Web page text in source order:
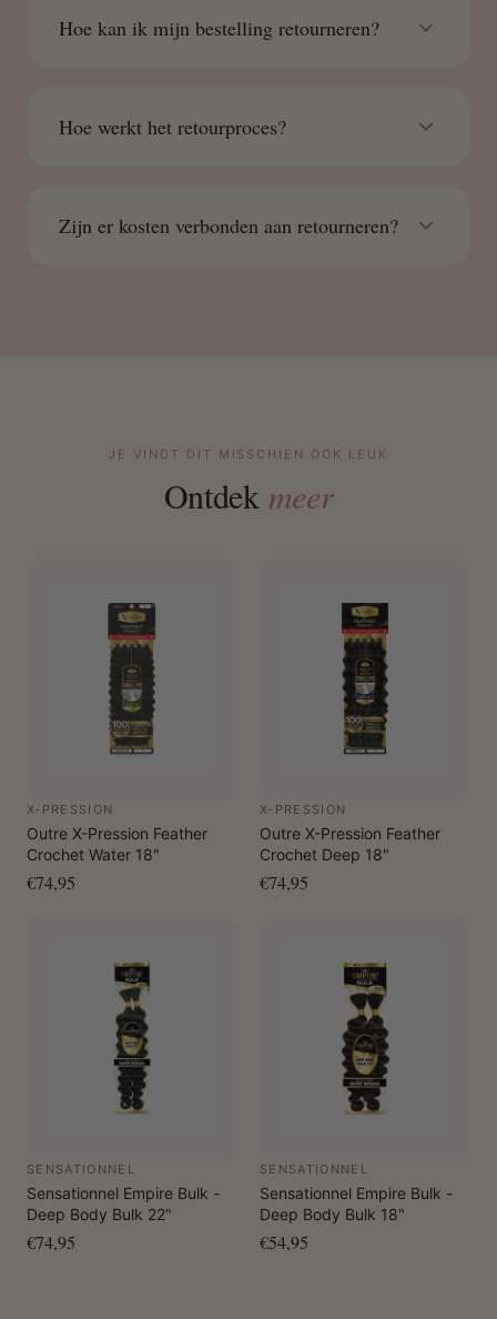
Hoe kan ik mijn bestelling retourneren?
Hoe werkt het retourproces?
Zijn er kosten verbonden aan retourneren?
JE VINDT DIT MISSCHIEN OOK LEUK
Ontdek meer
X-PRESSION
Outre X-Pression Feather
Crochet Water 18"
€74,95
X-PRESSION
Outre X-Pression Feather
Crochet Deep 18"
€74,95
SENSATIONNEL
Sensationnel Empire Bulk -
Deep Body Bulk 22"
€74,95
SENSATIONNEL
Sensationnel Empire Bulk -
Deep Body Bulk 18"
€54,95